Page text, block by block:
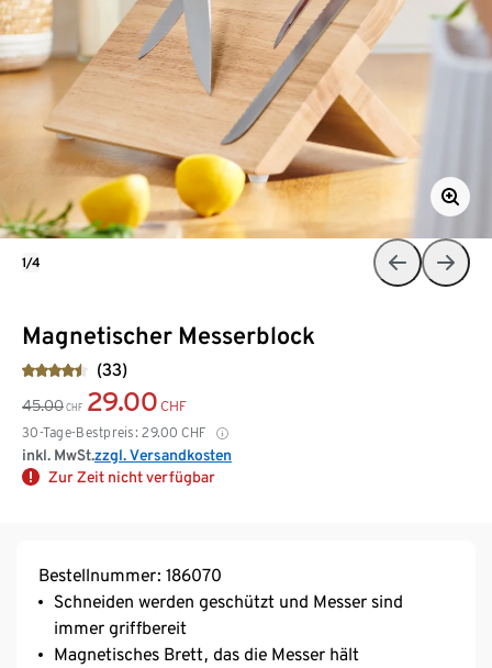
Magnetischer Messerblock
(33)
45.00 CHF 29.00 CHF
30-Tage-Bestpreis: 29.00 CHF
inkl. MwSt.zzgl. Versandkosten
Zur Zeit nicht verfügbar
1/4
Bestellnummer: 186070
Schneiden werden geschützt und Messer sind
immer griffbereit
Magnetisches Brett, das die Messer hält